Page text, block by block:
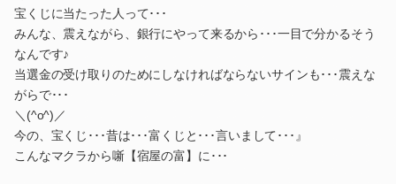
宝くじに当たった人って･･･
みんな、震えながら、銀行にやって来るから･･･一目で分かるそう
なんです♪
当選金の受け取りのためにしなければならないサインも･･･震えな
がらで･･･
＼(^o^)／
今の、宝くじ･･･昔は･･･富くじと･･･言いまして･･･』
こんなマクラから噺【宿屋の富】に･･･